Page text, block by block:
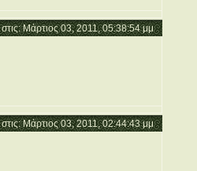
στις: Μάρτιος 03, 2011, 05:38:54 μμ
στις: Μάρτιος 03, 2011, 02:44:43 μμ